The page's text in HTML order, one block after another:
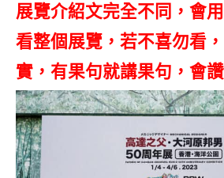
展覽介紹文完全不同，會
看整個展覽，若不喜勿看
實，有果句就講果句，會